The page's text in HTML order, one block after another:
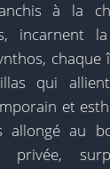
à la
incarnent
qui
et
allongé au
privée,